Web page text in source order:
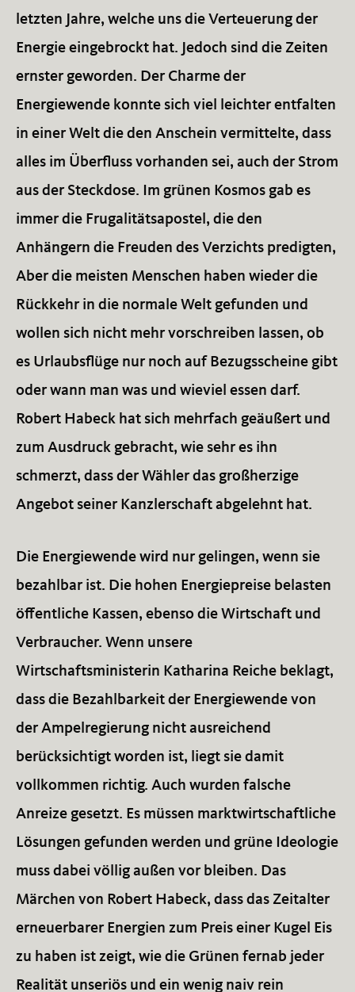
letzten Jahre, welche uns die Verteuerung der
Energie eingebrockt hat. Jedoch sind die Zeiten
ernster geworden. Der Charme der
Energiewende konnte sich viel leichter entfalten
in einer Welt die den Anschein vermittelte, dass
alles im Überfluss vorhanden sei, auch der Strom
aus der Steckdose. Im grünen Kosmos gab es
immer die Frugalitätsapostel, die den
Anhängern die Freuden des Verzichts predigten,
Aber die meisten Menschen haben wieder die
Rückkehr in die normale Welt gefunden und
wollen sich nicht mehr vorschreiben lassen, ob
es Urlaubsflüge nur noch auf Bezugsscheine gibt
oder wann man was und wieviel essen darf.
Robert Habeck hat sich mehrfach geäußert und
zum Ausdruck gebracht, wie sehr es ihn
schmerzt, dass der Wähler das großherzige
Angebot seiner Kanzlerschaft abgelehnt hat.
Die Energiewende wird nur gelingen, wenn sie
bezahlbar ist. Die hohen Energiepreise belasten
öffentliche Kassen, ebenso die Wirtschaft und
Verbraucher. Wenn unsere
Wirtschaftsministerin Katharina Reiche beklagt,
dass die Bezahlbarkeit der Energiewende von
der Ampelregierung nicht ausreichend
berücksichtigt worden ist, liegt sie damit
vollkommen richtig. Auch wurden falsche
Anreize gesetzt. Es müssen marktwirtschaftliche
Lösungen gefunden werden und grüne Ideologie
muss dabei völlig außen vor bleiben. Das
Märchen von Robert Habeck, dass das Zeitalter
erneuerbarer Energien zum Preis einer Kugel Eis
zu haben ist zeigt, wie die Grünen fernab jeder
Realität unseriös und ein wenig naiv rein